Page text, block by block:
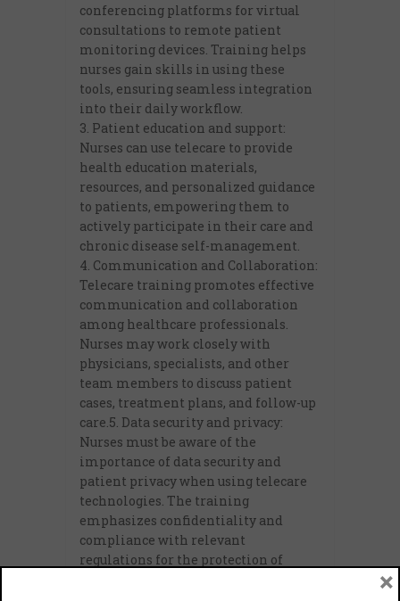
conferencing platforms for virtual
consultations to remote patient
monitoring devices. Training helps
nurses gain skills in using these
tools, ensuring seamless integration
into their daily workflow.
3. Patient education and support:
Nurses can use telecare to provide
health education materials,
resources, and personalized guidance
to patients, empowering them to
actively participate in their care and
chronic disease self-management.
4. Communication and Collaboration:
Telecare training promotes effective
communication and collaboration
among healthcare professionals.
Nurses may work closely with
physicians, specialists, and other
team members to discuss patient
cases, treatment plans, and follow-up
care.5. Data security and privacy:
Nurses must be aware of the
importance of data security and
patient privacy when using telecare
technologies. The training
emphasizes confidentiality and
compliance with relevant
regulations for the protection of
×